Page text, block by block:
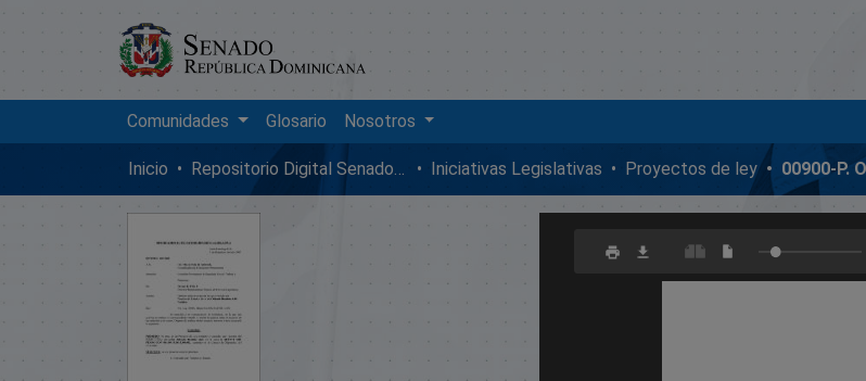
Comunidades Glosario Nosotros
Inicio Repositorio Digital SenadoRD Iniciativas Legislativas Proyectos de ley